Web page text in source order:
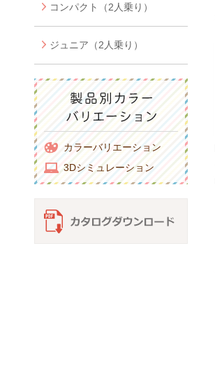
コンパクト（2人乗り）
ジュニア（2人乗り）
カラーバリエーション
3Dシミュレーション